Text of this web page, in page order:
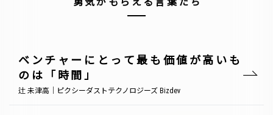
勇気がもらえる言葉たち
ベンチャーにとって最も価値が高いも
のは「時間」
辻 未津高｜ピクシーダストテクノロジーズ Bizdev